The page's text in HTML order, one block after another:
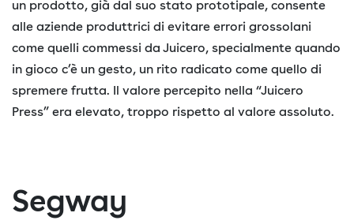
un prodotto, già dal suo stato prototipale, consente
alle aziende produttrici di evitare errori grossolani
come quelli commessi da Juicero, specialmente quando
in gioco c’è un gesto, un rito radicato come quello di
spremere frutta. Il valore percepito nella “Juicero
Press” era elevato, troppo rispetto al valore assoluto.
Segway